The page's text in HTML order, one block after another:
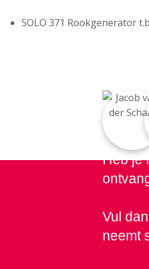
SOLO 371 Rookgenerator
Heb je
Vul
neemt